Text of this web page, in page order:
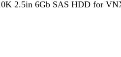
2.5in 6Gb SAS HDD for